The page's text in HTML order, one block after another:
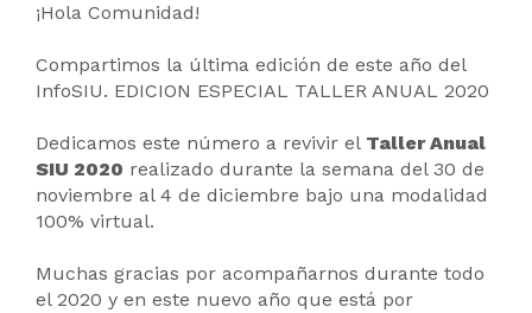
¡Hola Comunidad!
Compartimos la última edición de este año del
InfoSIU. EDICION ESPECIAL TALLER ANUAL 2020
Dedicamos este número a revivir el Taller Anual
SIU 2020 realizado durante la semana del 30 de
noviembre al 4 de diciembre bajo una modalidad
100% virtual.
Muchas gracias por acompañarnos durante todo
el 2020 y en este nuevo año que está por